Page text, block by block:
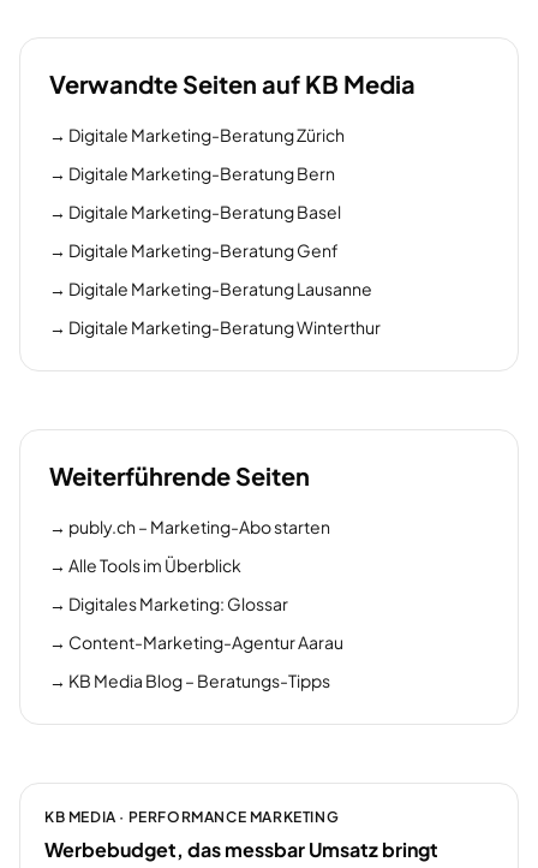
Verwandte Seiten auf KB Media
→ Digitale Marketing-Beratung Zürich
→ Digitale Marketing-Beratung Bern
→ Digitale Marketing-Beratung Basel
→ Digitale Marketing-Beratung Genf
→ Digitale Marketing-Beratung Lausanne
→ Digitale Marketing-Beratung Winterthur
Weiterführende Seiten
→ publy.ch – Marketing-Abo starten
→ Alle Tools im Überblick
→ Digitales Marketing: Glossar
→ Content-Marketing-Agentur Aarau
→ KB Media Blog – Beratungs-Tipps
KB MEDIA · PERFORMANCE MARKETING
Werbebudget, das messbar Umsatz bringt